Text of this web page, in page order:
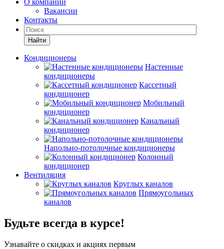
О компании
Вакансии
Контакты
Кондиционеры
Настенные
кондиционеры
Кассетный
кондиционер
Мобильный
кондиционер
Канальный
кондиционер
Напольно-потолочные кондиционеры
Колонный
кондиционер
Вентиляция
Круглых каналов
Прямоугольных
каналов
Будьте всегда в курсе!
Узнавайте о скидках и акциях первым